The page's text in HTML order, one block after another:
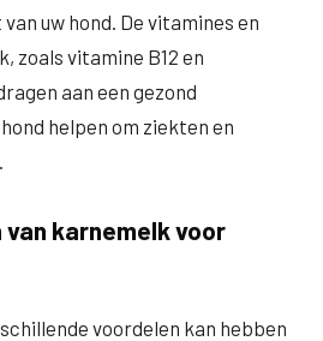
uw hond. De vitamines en
zoals vitamine B12 en
aan een gezond
helpen om ziekten en
van karnemelk voor
voordelen kan hebben